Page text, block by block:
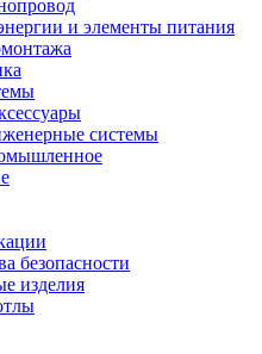
и элементы питания
системы
безопасности
изделия